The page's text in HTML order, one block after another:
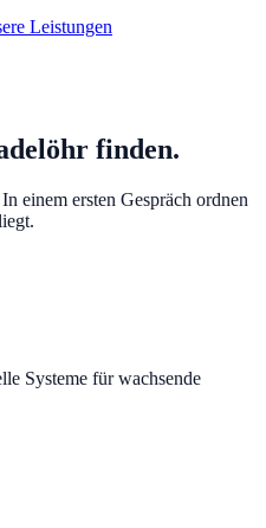
Leistungen
finden.
einem ersten Gespräch ordnen
Systeme für wachsende